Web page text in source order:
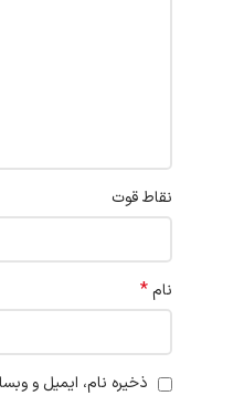
نقاط قوت
نام*
ذخیره نام، ایمیل و